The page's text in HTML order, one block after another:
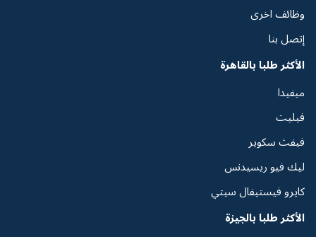
وظائف اخرى
إتصل بنا
الأكثر طلبا بالقاهرة
ميفيدا
فيليت
فيفث سكوير
ليك فيو ريسيدنس
كايرو فيستيفال سيتي
الأكثر طلبا بالجيزة